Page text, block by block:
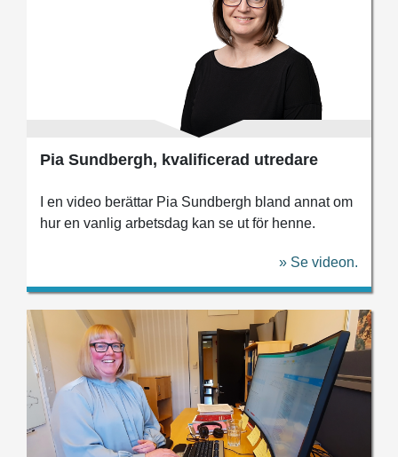
Pia Sundbergh, kvalificerad utredare
I en video berättar Pia Sundbergh bland annat om
hur en vanlig arbetsdag kan se ut för henne.
» Se videon.